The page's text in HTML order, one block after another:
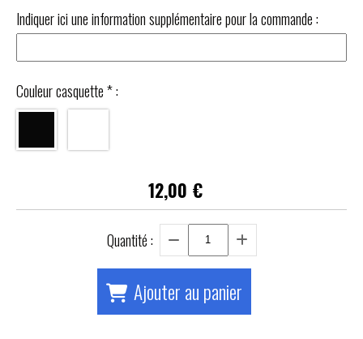
Indiquer ici une information supplémentaire pour la commande :
Couleur casquette*:
12,00 €
Quantité :
Ajouter au panier